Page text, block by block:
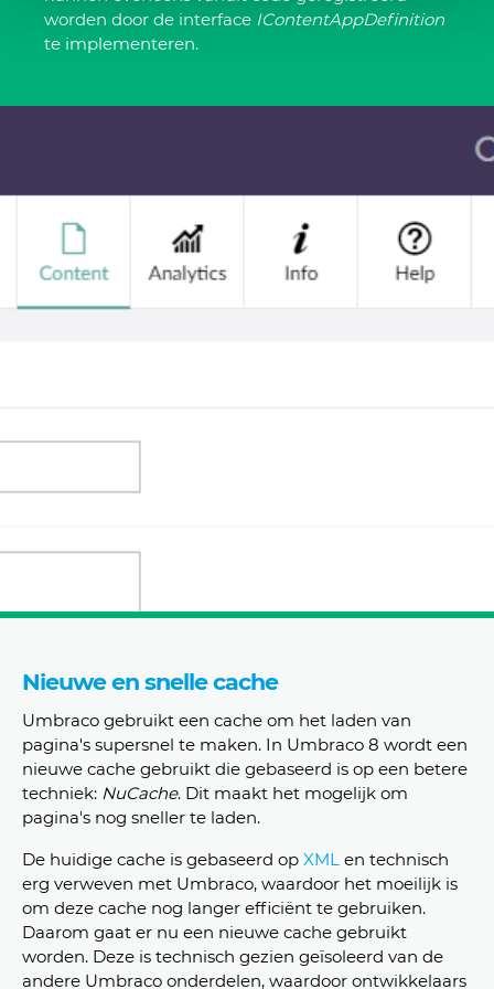
worden door de interface IContentAppDefinition
te implementeren.
Nieuwe en snelle cache
Umbraco gebruikt een cache om het laden van
pagina's supersnel te maken. In Umbraco 8 wordt een
nieuwe cache gebruikt die gebaseerd is op een betere
techniek: NuCache. Dit maakt het mogelijk om
pagina's nog sneller te laden.
De huidige cache is gebaseerd op XML en technisch
erg verweven met Umbraco, waardoor het moeilijk is
om deze cache nog langer efficiënt te gebruiken.
Daarom gaat er nu een nieuwe cache gebruikt
worden. Deze is technisch gezien geïsoleerd van de
andere Umbraco onderdelen, waardoor ontwikkelaars